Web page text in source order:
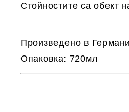
Стойностите са обект
Произведено в
Опаковка: 720мл